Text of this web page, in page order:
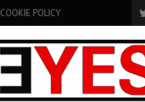
COOKIE POLICY